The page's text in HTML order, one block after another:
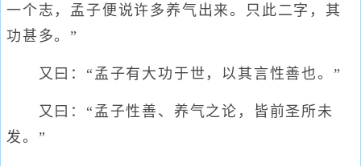
一个志，孟子便说许多养气出来。只此二字，其
功甚多。”
又曰：“孟子有大功于世，以其言性善也。”
又曰：“孟子性善、养气之论，皆前圣所未
发。”